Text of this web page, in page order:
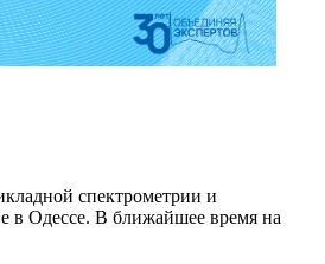
спектрометрии и
в Одессе. В ближайшее время на